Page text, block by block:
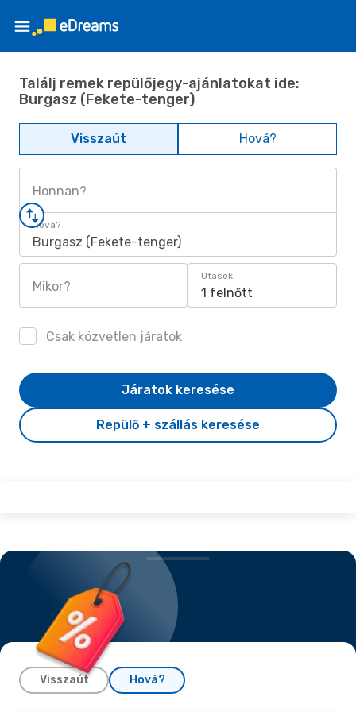
Találj remek repülőjegy-ajánlatokat ide:
Burgasz (Fekete-tenger)
Visszaút Hová?
Honnan?
Hová?
Burgasz (Fekete-tenger)
Mikor?
Utasok
1 felnőtt
Csak közvetlen járatok
Repülő + szállás keresése
Járatok keresése
Visszaút Hová?